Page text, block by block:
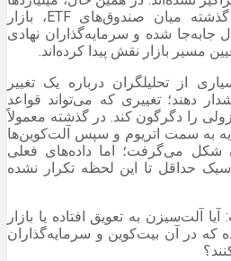
دلار سرمایه طی ماه‌های گذشته میان صندوق‌های ETF، بازار
جابه‌جا شده و سرمایه‌گذاران نهادی
مسیر بازار نقش پیدا کرده‌اند.
از تحلیلگران درباره یک تغییر
دهند؛ تغییری که می‌تواند قواعد
را دگرگون کند. در گذشته معمولاً
به سمت اتریوم و سپس آلت‌کوین‌ها
می‌گرفت؛ اما داده‌های فعلی
حداقل تا این لحظه تکرار نشده
آلت‌سیزن به تعویق افتاده یا بازار
که در آن بیت‌کوین و سرمایه‌گذاران